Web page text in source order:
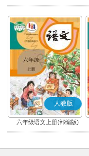
版)
人教版
六年级语文上册(部编版)